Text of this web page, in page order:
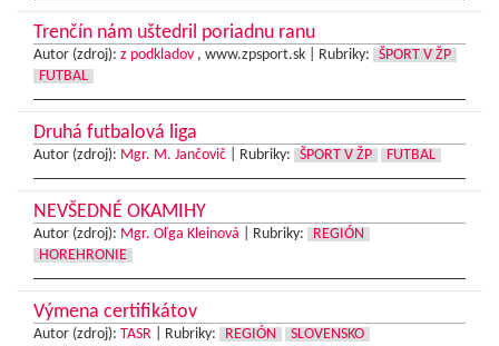
Trenčín nám uštedril poriadnu ranu
Autor (zdroj): z podkladov , www.zpsport.sk | Rubriky:
ŠPORT V ŽP
FUTBAL
Druhá futbalová liga
Autor (zdroj): Mgr. M. Jančovič Rubriky: ŠPORT V ŽP FUTBAL
NEVŠEDNÉ OKAMIHY
Autor (zdroj): Mgr. Oľga Kleinová Rubriky:
REGIÓN
HOREHRONIE
Výmena certifikátov
Autor (zdroj): TASR Rubriky: REGIÓN SLOVENSKO